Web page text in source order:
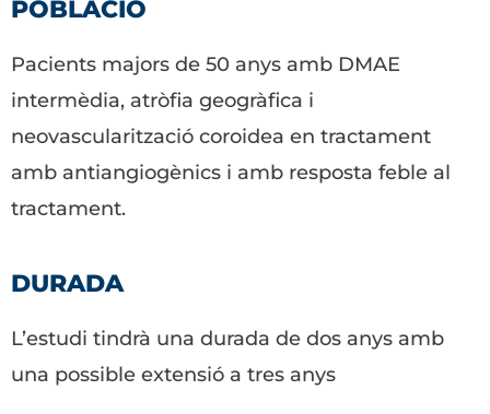
POBLACIÓ
Pacients majors de 50 anys amb DMAE
intermèdia, atròfia geogràfica i
neovascularització coroidea en tractament
amb antiangiogènics i amb resposta feble al
tractament.
DURADA
L’estudi tindrà una durada de dos anys amb
una possible extensió a tres anys